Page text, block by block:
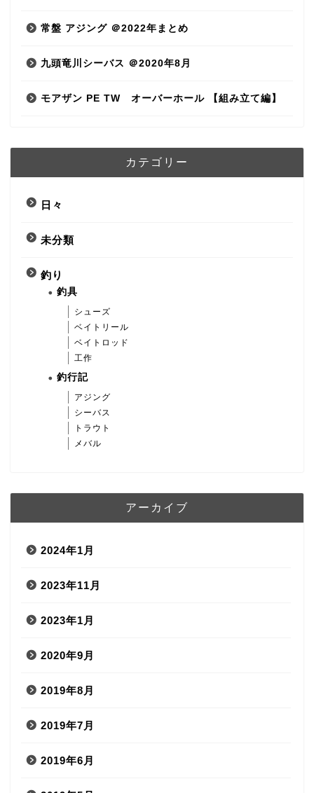
常盤 アジング ＠2022年まとめ
九頭竜川シーバス ＠2020年8月
モアザン PE TW オーバーホール 【組み立て編】
カテゴリー
日々
未分類
釣り
釣具
シューズ
ベイトリール
ベイトロッド
工作
釣行記
アジング
シーバス
トラウト
メバル
アーカイブ
2024年1月
2023年11月
2023年1月
2020年9月
2019年8月
2019年7月
2019年6月